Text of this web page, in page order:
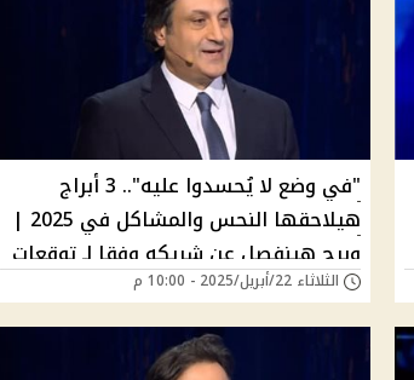
"في وضع لا يُحسدوا عليه".. 3 أبراج
هيلاحقها النحس والمشاكل في 2025 |
وبرج هينفصل عن شريكه وفقا لـ توقعات
ميشال حايك
الثلاثاء 22/أبريل/2025 - 10:00 م